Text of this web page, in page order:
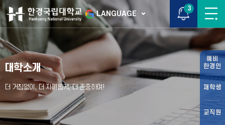
LANGUAGE
3
예비
한경인
재학생
교직원
대학소개